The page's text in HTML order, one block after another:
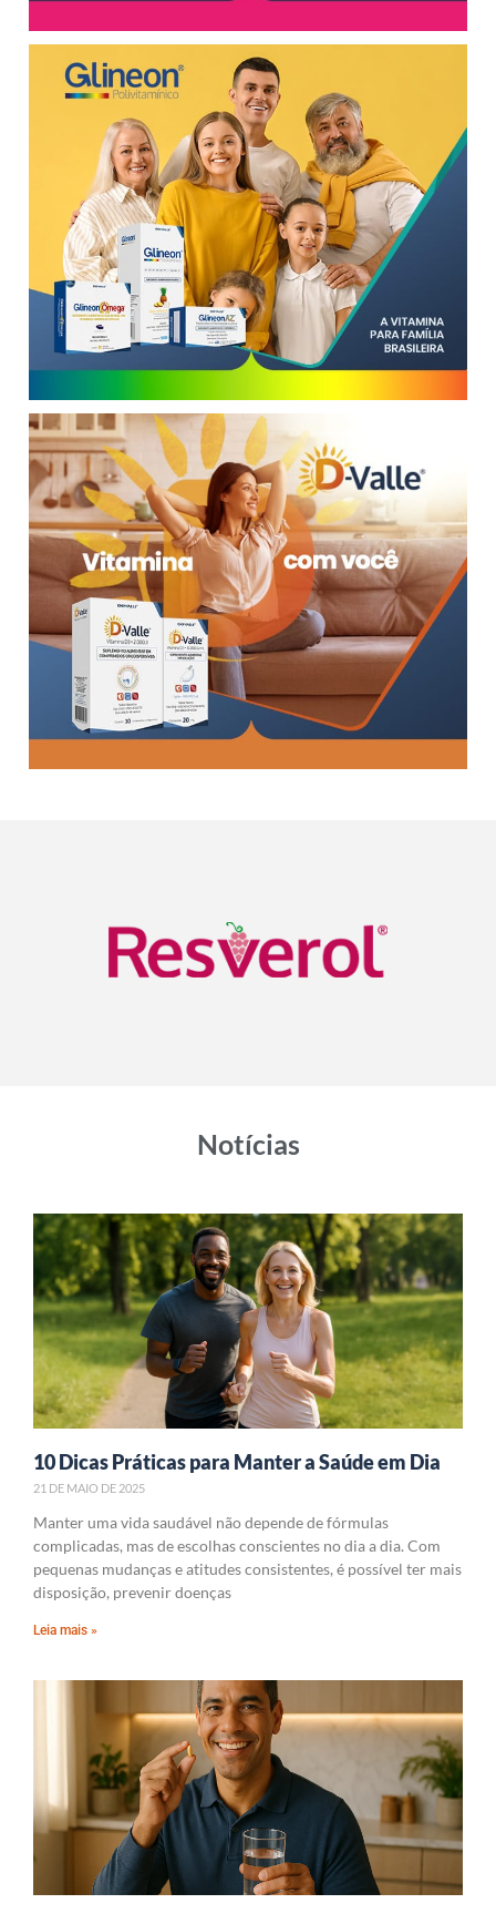
Notícias
10 Dicas Práticas para Manter a Saúde em Dia
21 DE MAIO DE 2025
Manter uma vida saudável não depende de fórmulas
complicadas, mas de escolhas conscientes no dia a dia. Com
pequenas mudanças e atitudes consistentes, é possível ter mais
disposição, prevenir doenças
Leia mais »